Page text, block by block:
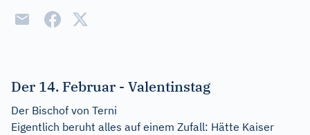
Der 14. Februar - Valentinstag
Der Bischof von Terni
Eigentlich beruht alles auf einem Zufall: Hätte Kaiser